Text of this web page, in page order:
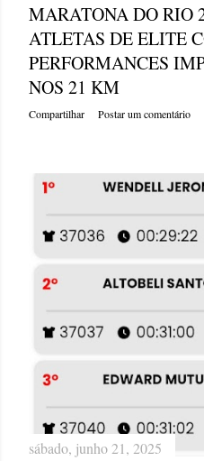
MARATONA DO RIO
ATLETAS DE ELITE
PERFORMANCES
NOS 21 KM
Compartilhar Postar um comentário
sábado, junho 21, 2025